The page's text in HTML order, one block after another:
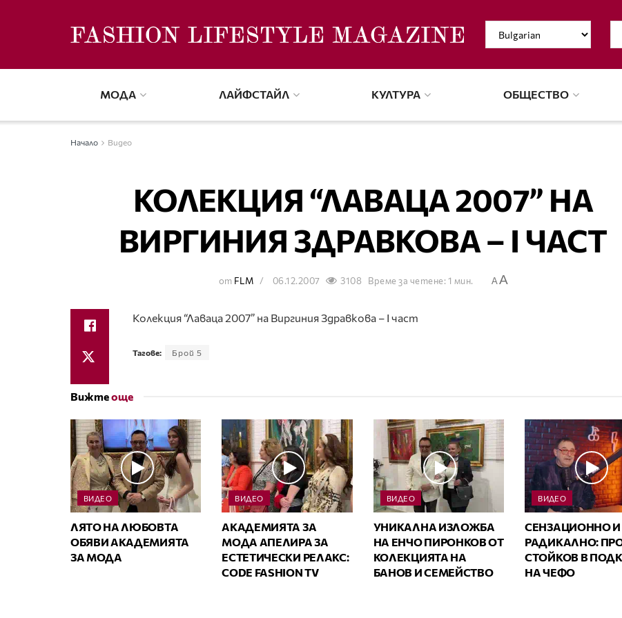
МОДА ЛАЙФСТАЙЛ КУЛТУРА ОБЩЕСТВО
Начало Видео
КОЛЕКЦИЯ “ЛАВАЦА 2007” НА
ВИРГИНИЯ ЗДРАВКОВА – I ЧАСТ
от FLM 06.12.2007 3108 Време за четене: 1 мин. AA
Колекция “Лаваца 2007” на Виргиния Здравкова – I част
Тагове: Брой 5
Вижтеоще
ВИДЕО
ЛЯТО НА ЛЮБОВТА
ОБЯВИ АКАДЕМИЯТА
ЗА МОДА
ВИДЕО
АКАДЕМИЯТА ЗА
МОДА АПЕЛИРА ЗА
ЕСТЕТИЧЕСКИ РЕЛАКС:
CODE FASHION TV
ВИДЕО
УНИКАЛНА ИЗЛОЖБА
НА ЕНЧО ПИРОНКОВ ОТ
КОЛЕКЦИЯТА НА
БАНОВ И СЕМЕЙСТВО
ВИДЕО
СЕНЗАЦИОННО И
РАДИКАЛНО:
СТОЙКОВ В
НА ЧЕФО